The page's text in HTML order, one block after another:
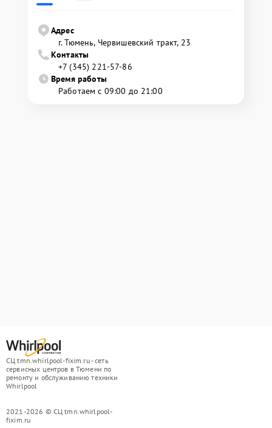
Адрес
г. Тюмень, ​Червишевский тракт, 23
Контакты
+7 (345) 221-57-86
Время работы
Работаем с 09:00 до 21:00
СЦ tmn.whirlpool-fixim.ru - сеть
сервисных центров в Тюмени по
ремонту и обслуживанию техники
Whirlpool
2021-2026 © СЦ tmn.whirlpool-
fixim.ru